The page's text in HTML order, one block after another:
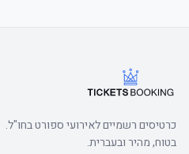
כרטיסים רשמיים לאירועי ספורט בחו"ל.
בטוח, מהיר ובעברית.